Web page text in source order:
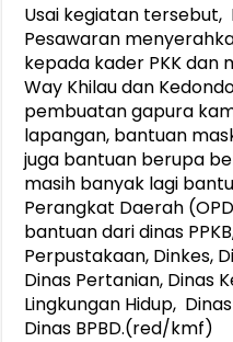
Usai kegiatan tersebut,
Pesawaran
kepada kader PKK
Way Khilau dan
pembuatan gapura
lapangan, bantuan
juga bantuan berupa
masih banyak lagi
Perangkat Daerah
bantuan dari dinas
Perpustakaan, Dinkes,
Dinas Pertanian, Dinas
Lingkungan Hidup,
Dinas BPBD.(red/kmf)